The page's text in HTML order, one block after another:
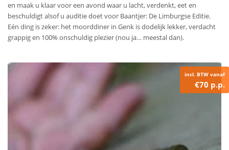
en maak u klaar voor een avond waar u lacht, verdenkt, eet en
beschuldigt alsof u auditie doet voor Baantjer: De Limburgse Editie.
Eén ding is zeker: het moorddiner in Genk is dodelijk lekker, verdacht
grappig en 100% onschuldig plezier (nou ja… meestal dan).
incl. BTW vanaf
€70 p.p.